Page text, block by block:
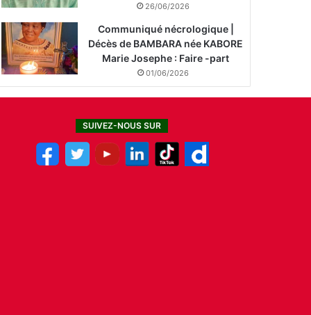
26/06/2026
Communiqué nécrologique |
Décès de BAMBARA née KABORE
Marie Josephe : Faire -part
01/06/2026
SUIVEZ-NOUS SUR